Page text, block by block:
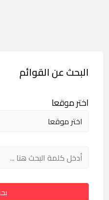
البحث عن القوائم
اختر موقعا